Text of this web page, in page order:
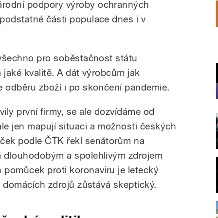
podpory výroby ochranných
části populace dnes i v
pro soběstačnost státu
kvalitě. A dát výrobcům jak
zboží i po skončení pandemie.
první firmy, se ale dozvídáme od
jen mapují situaci a možnosti českých
podle ČTK řekl senátorům na
a spolehlivým zdrojem
proti koronaviru je letecký
zdrojů zůstává skeptický.